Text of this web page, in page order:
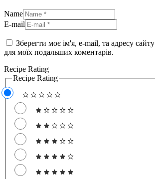
Name
E-mail
Зберегти моє ім'я, e-mail, та адресу
для моїх подальших коментарів.
Recipe Rating
Recipe Rating